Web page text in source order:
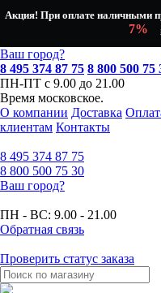
Акция! При оплате наличными
7%
Ваш город?
8 495 374 87 75 8 800 500 75
ПН-ПТ с 9.00 до 21.00
Время московское.
О компании Доставка
клиентам Контакты
8 495 374 87 75
8 800 500 75 30
Ваш город?
ПН - ВС: 9.00 - 21.00
Обратная связь
Проверить статус заказа